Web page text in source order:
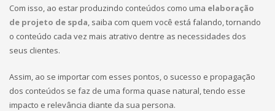
Com isso, ao estar produzindo conteúdos como uma elaboração
de projeto de spda, saiba com quem você está falando, tornando
o conteúdo cada vez mais atrativo dentre as necessidades dos
seus clientes.
Assim, ao se importar com esses pontos, o sucesso e propagação
dos conteúdos se faz de uma forma quase natural, tendo esse
impacto e relevância diante da sua persona.